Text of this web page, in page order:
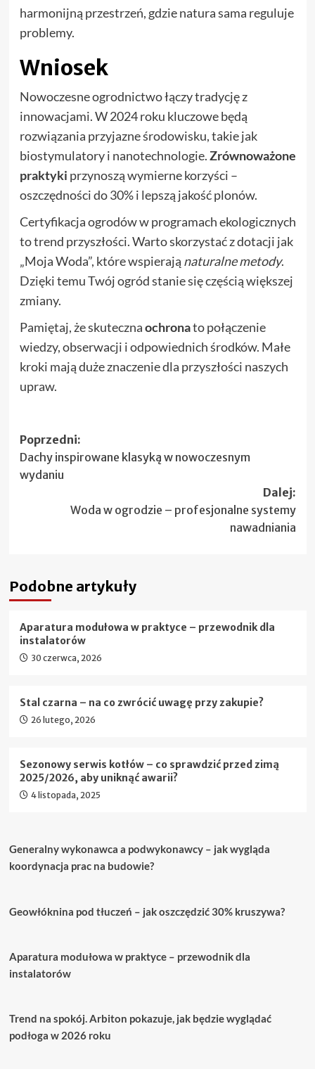
harmonijną przestrzeń, gdzie natura sama reguluje
problemy.
Wniosek
Nowoczesne ogrodnictwo łączy tradycję z
innowacjami. W 2024 roku kluczowe będą
rozwiązania przyjazne środowisku, takie jak
biostymulatory i nanotechnologie.Zrównoważone
praktyki przynoszą wymierne korzyści –
oszczędności do 30% i lepszą jakość plonów.
Certyfikacja ogrodów w programach ekologicznych
to trend przyszłości. Warto skorzystać z dotacji jak
„Moja Woda”, które wspierają naturalne metody.
Dzięki temu Twój ogród stanie się częścią większej
zmiany.
Pamiętaj, że skutecznaochronato połączenie
wiedzy, obserwacji i odpowiednich środków. Małe
kroki mają duże znaczenie dla przyszłości naszych
upraw.
Zobacz
wpisy
Poprzedni:
Dachy inspirowane klasyką w nowoczesnym
wydaniu
Dalej:
Woda w ogrodzie – profesjonalne systemy
nawadniania
Podobne artykuły
Aparatura modułowa w praktyce – przewodnik dla
instalatorów
30 czerwca, 2026
Stal czarna – na co zwrócić uwagę przy zakupie?
26 lutego, 2026
Sezonowy serwis kotłów – co sprawdzić przed zimą
2025/2026, aby uniknąć awarii?
4 listopada, 2025
Generalny wykonawca a podwykonawcy – jak wygląda
koordynacja prac na budowie?
Geowłóknina pod tłuczeń – jak oszczędzić 30% kruszywa?
Aparatura modułowa w praktyce – przewodnik dla
instalatorów
Trend na spokój. Arbiton pokazuje, jak będzie wyglądać
podłoga w 2026 roku